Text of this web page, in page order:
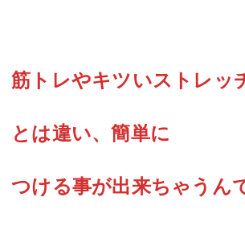
筋トレやキツいストレッ
とは違い、簡単に
つける事が出来ちゃうん